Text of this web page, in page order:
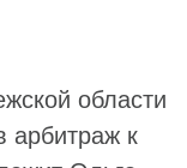
области
арбитраж к